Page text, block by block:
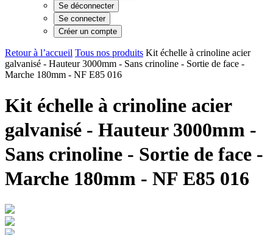
Se déconnecter
Se connecter
Créer un compte
Retour à l’accueil Tous nos produits Kit échelle à crinoline acier
galvanisé - Hauteur 3000mm - Sans crinoline - Sortie de face -
Marche 180mm - NF E85 016
Kit échelle à crinoline acier
galvanisé - Hauteur 3000mm -
Sans crinoline - Sortie de face -
Marche 180mm - NF E85 016